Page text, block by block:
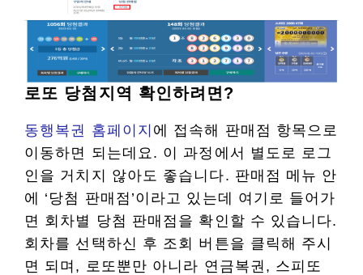
로또 당첨지역 확인하려면?
동행복권 홈페이지 에 접속해 판매점 항목으로
이동하면 되는데요. 이 과정에서 별도로 로그
인을 거치지 않아도 좋습니다. 판매점 메뉴 안
에 ‘당첨 판매점’이라고 있는데 여기로 들어가
면 회차별 당첨 판매점을 확인할 수 있습니다.
회차를 선택하신 후 조회 버튼을 클릭해 주시
면 되며, 로또뿐만 아니라 연금복권, 스피또